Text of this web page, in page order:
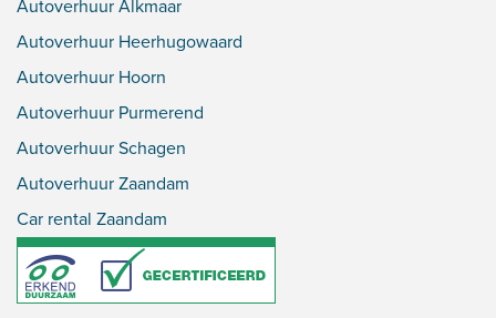
Autoverhuur Alkmaar
Autoverhuur Heerhugowaard
Autoverhuur Hoorn
Autoverhuur Purmerend
Autoverhuur Schagen
Autoverhuur Zaandam
Car rental Zaandam